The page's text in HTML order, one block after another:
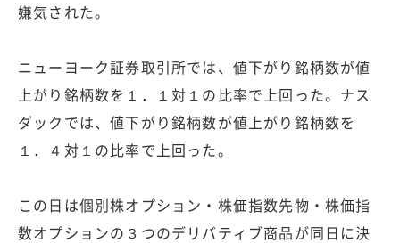
嫌気された。
ニューヨーク証券取引所では、値下がり銘柄数が値
上がり銘柄数を１．１対１の比率で上回った。ナス
ダックでは、値下がり銘柄数が値上がり銘柄数を
１．４対１の比率で上回った。
この日は個別株オプション・株価指数先物・株価指
数オプションの３つのデリバティブ商品が同日に決